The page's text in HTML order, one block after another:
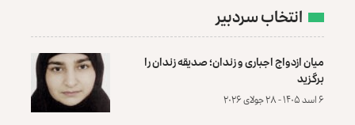
انتخاب سردبیر
میان ازدواج اجباری و زندان؛ صدیقه زندان را
برگزید
۶ اسد ۱۴۰۵ - ۲۸ جولای ۲۰۲۶